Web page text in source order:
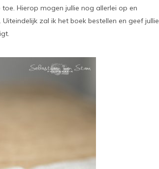
Hierop mogen jullie nog allerlei op en
zal ik het boek bestellen en geef jullie